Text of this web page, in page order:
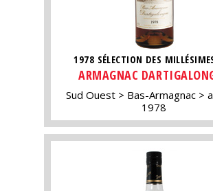
1978 SÉLECTION DES
ARMAGNAC
Sud Ouest Bas-Armagnac
1978